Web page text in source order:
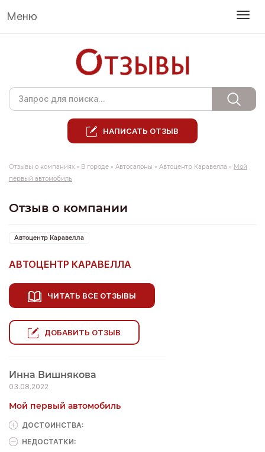
Меню
НАПИСАТЬ ОТЗЫВ
Отзывы о компаниях » В городе » Автосалоны » Автоцентр Каравелла » Мой
первый автомобиль
Отзыв о компании
Автоцентр Каравелла
АВТОЦЕНТР КАРАВЕЛЛА
ЧИТАТЬ ВСЕ ОТЗЫВЫ
ДОБАВИТЬ ОТЗЫВ
Инна Вишнякова
03.08.2022
Мой первый автомобиль
ДОСТОИНCТВА:
НЕДОСТАТКИ: